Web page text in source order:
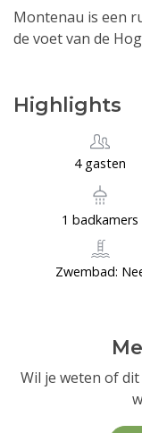
Montenau is een
de voet van de
Highlights
4 gasten
1 badkamers
Zwembad:
Wil je weten of